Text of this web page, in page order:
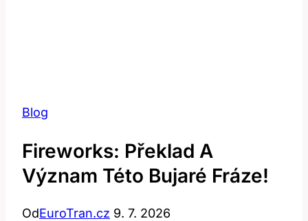
Blog
Fireworks: Překlad A
Význam Této Bujaré Fráze!
OdEuroTran.cz 9. 7. 2026